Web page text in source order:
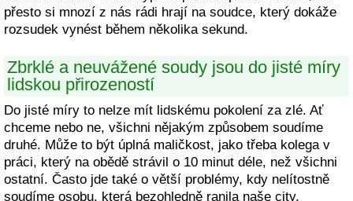
přesto si mnozí z nás rádi hrají na soudce, který dokáže
rozsudek vynést během několika sekund.
Zbrklé a neuvážené soudy jsou do jisté míry
lidskou přirozeností
Do jisté míry to nelze mít lidskému pokolení za zlé. Ať
chceme nebo ne, všichni nějakým způsobem soudíme
druhé. Může to být úplná maličkost, jako třeba kolega v
práci, který na obědě strávil o 10 minut déle, než všichni
ostatní. Často jde také o větší problémy, kdy nelítostně
soudíme osobu, která bezohledně ranila naše city.